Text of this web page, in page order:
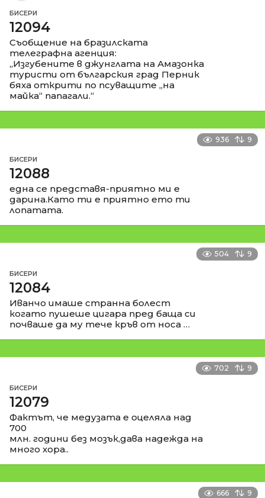
БИСЕРИ
12094
Съобщение на бразилската
телеграфна агенция:
„Изгубените в джунглата на Амазонка
туристи от българския град Перник
бяха открити по псуващите „на
майка“ папагали.“
936 9
БИСЕРИ
12088
една се представя-приятно ми е
дарина.Като ти е приятно ето ти
лопатата.
504 9
БИСЕРИ
12084
Иванчо имаше странна болест
когато пушеше цигара пред баща си
почваше да му тече кръв от носа …
702 9
БИСЕРИ
12079
Фактът, че медузата е оцеляла над
700
млн. години без мозък,дава надежда на
много хора..
666 9